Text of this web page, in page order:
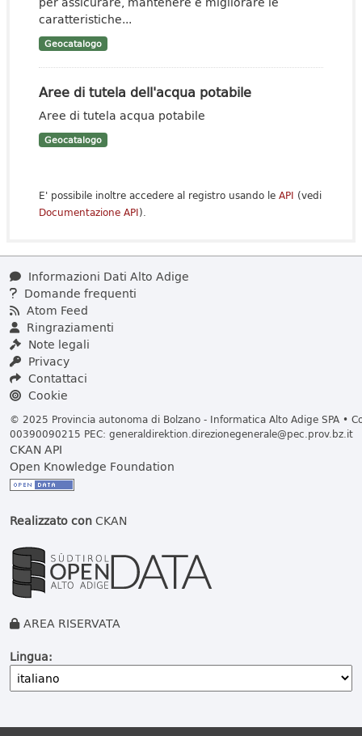
caratteristiche...
Geocatalogo
Aree di tutela dell'acqua potabile
Aree di tutela acqua potabile
Geocatalogo
E' possibile inoltre accedere al registro usando le API (vedi
Documentazione API).
Informazioni Dati Alto Adige
Domande frequenti
Atom Feed
Ringraziamenti
Note legali
Privacy
Contattaci
Cookie
© 2025 Provincia autonoma di Bolzano - Informatica Alto Adige SPA •
00390090215 PEC: generaldirektion.direzionegenerale@pec.prov.bz.it
CKAN API
Open Knowledge Foundation
Realizzato conCKAN
AREA RISERVATA
Lingua